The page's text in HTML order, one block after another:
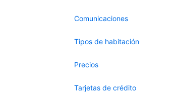
Comunicaciones
Tipos de habitación
Precios
Tarjetas de crédito